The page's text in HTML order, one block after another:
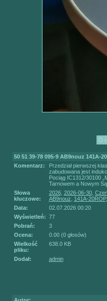
50 51 39-78 095-9 AB9nouz 141A-
Komentarz:
Przedział pierwszej
zabudowana jest
Pociąg IC1312/30100
Tarnowem a Nowym
Słowa
kluczowe:
2026, 2026-06-30,
AB9nouz
141A-20ROP
Data:
02.07.2026 00:20
Wyświetleń: 77
Pobrań:
3
Ocena:
0.00 (0 głosów)
Wielkość
pliku:
638.0 KB
Dodał: admin